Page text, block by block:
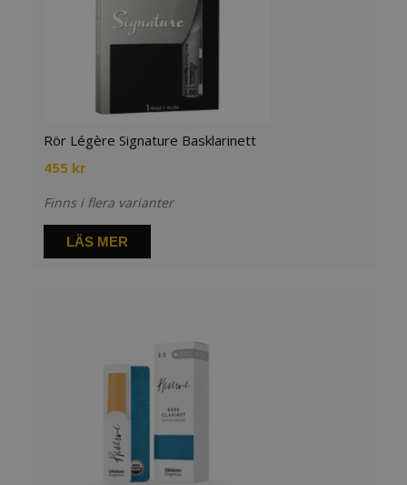
Rör Légère Signature Basklarinett
455 kr
Finns i flera varianter
LÄS MER